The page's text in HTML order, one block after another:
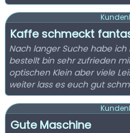
Kaffe schmeckt
Nach langer Suche habe
bestellt bin sehr zufrieden
optischen Klein aber viele
weiter lass es euch gut
Gute Maschine